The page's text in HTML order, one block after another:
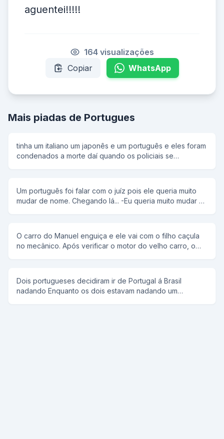
aguentei!!!!!
164 visualizações
Copiar
WhatsApp
Mais piadas de Portugues
tinha um italiano um japonês e um português e eles foram
condenados a morte daí quando os policiais se
japa falou olha o terremoto e os policiais olharam para
trás e ele fugiu. aí chegou a vez do portuga e o coronel
Um português foi falar com o juíz pois ele queria muito
mudar de nome. Chegando lá... -Eu queria muito mudar o
nome seja mudado, para que nome o senhor quer
mudar? -Joaquim Bosta...
O carro do Manuel enguiça e ele vai com o filho caçula
no mecânico. Após verificar o motor do velho carro, o
Dois portugueses decidiram ir de Portugal á Brasil
nadando Enquanto os dois estavam nadando um